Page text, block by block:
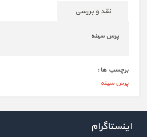
نقد و بررسی
پرس سینه
برچسب ها :
پرس سینه
اینستاگرام